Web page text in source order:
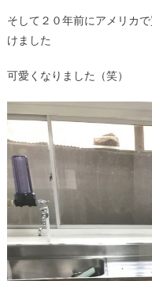
そして２０年前にアメリカ
けました
可愛くなりました（笑）